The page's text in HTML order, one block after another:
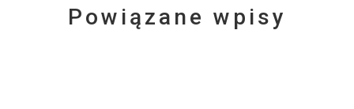
Powiązane wpisy